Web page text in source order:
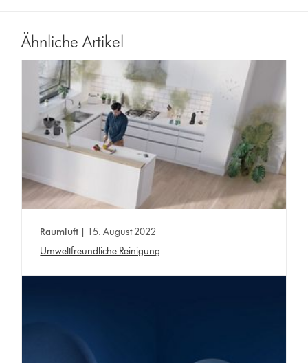
Ähnliche Artikel
Raumluft | 15. August 2022
Umweltfreundliche Reinigung